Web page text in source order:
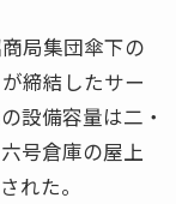
局集団傘下の
締結したサー
設備容量は二・
号倉庫の屋上
れた。